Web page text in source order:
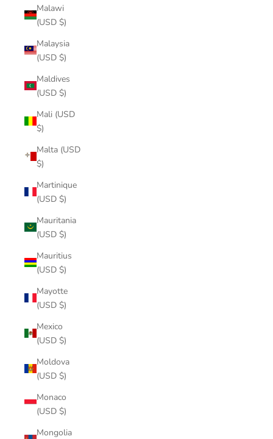
Malawi
(USD $)
Malaysia
(USD $)
Maldives
(USD $)
Mali (USD
$)
Malta (USD
$)
Martinique
(USD $)
Mauritania
(USD $)
Mauritius
(USD $)
Mayotte
(USD $)
Mexico
(USD $)
Moldova
(USD $)
Monaco
(USD $)
Mongolia